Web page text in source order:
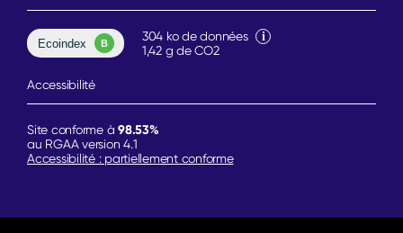
304 ko de données
1,42 g de CO2
Accessibilité
Site conforme à98.53%
au RGAA version 4.1
Accessibilité : partiellement conforme